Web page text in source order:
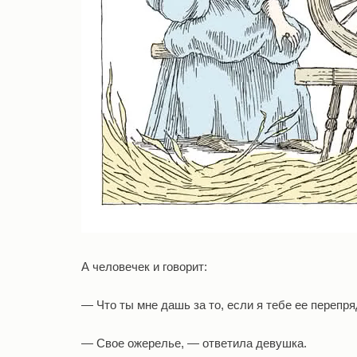
А человечек и говорит:
— Что ты мне дашь за то, если я тебе ее
— Свое ожерелье, — ответила девушка.